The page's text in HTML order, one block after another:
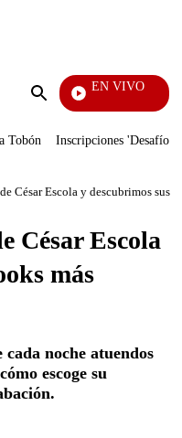
Enviar
EN VIVO
Mi Pecado
Tobón Inscripciones 'Desafío'
César Escola y descubrimos sus
César Escola
más
noche atuendos
escoge su